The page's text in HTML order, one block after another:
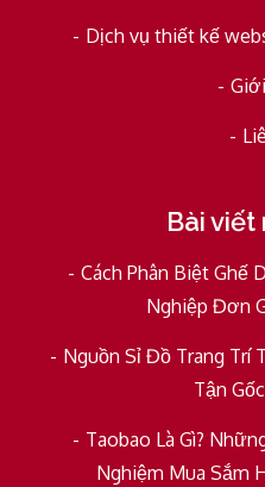
Dịch vụ thiết kế
Bài viết
Cách Phân Biệt Ghế
Nghiệp Đơn
Nguồn Sỉ Đồ Trang Trí
Tận
Taobao Là Gì?
Nghiệm Mua Sắm